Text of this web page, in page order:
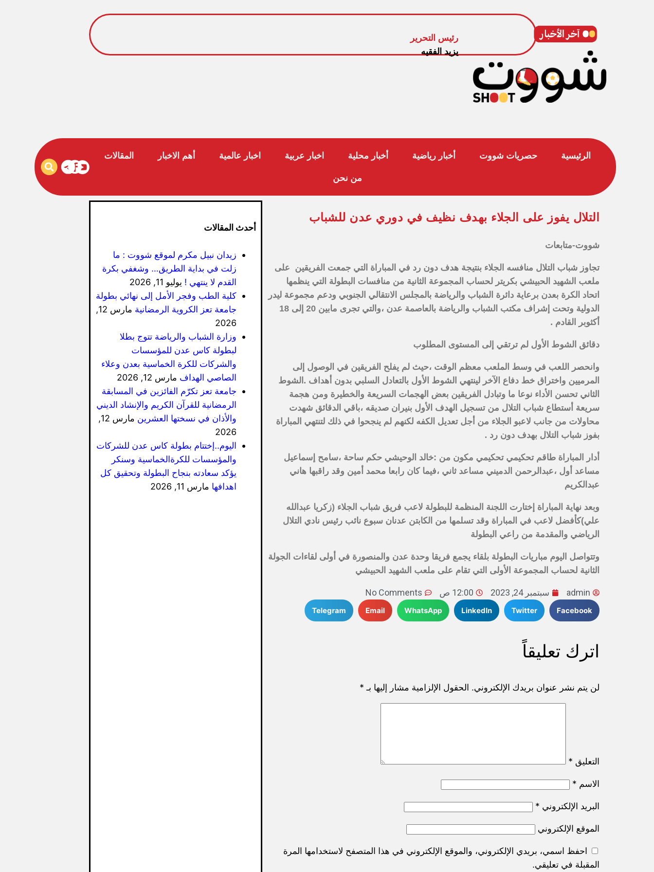
رئيس التحرير
يزيد الفقيه
الرئيسية حصريات شووت أخبار رياضية أخبار محلية اخبار عربية اخبار عالمية أهم الاخبار المقالات
من نحن
التلال يفوز على الجلاء بهدف نظيف في دوري عدن للشباب
شووت-متابعات
تجاوز شباب التلال منافسه الجلاء بنتيجة هدف دون رد في المباراة التي جمعت الفريقين على
ملعب الشهيد الحبيشي بكريتر لحساب المجموعة الثانية من منافسات البطولة التي ينظمها
اتحاد الكرة بعدن برعاية دائرة الشباب والرياضة بالمجلس الانتقالي الجنوبي ودعم مجموعة ليدر
الدولية وتحت إشراف مكتب الشباب والرياضة بالعاصمة عدن ،والتي تجرى مابين 20 إلى 18
أكثوبر القادم .
دقائق الشوط الأول لم ترتقي إلى المستوى المطلوب
وانحصر اللعب في وسط الملعب معظم الوقت ،حيث لم يفلح الفريقين في الوصول إلى
المرميين واختراق خط دفاع الآخر لينتهي الشوط الأول بالتعادل السلبي بدون أهداف .الشوط
الثاني تحسن الأداء نوعا ما وتبادل الفريقين بعض الهجمات السريعة والخطيرة ومن هجمة
سريعة أستطاع شباب التلال من تسجيل الهدف الأول بنيران صديقه ،باقي الدقائق شهدت
محاولات من جانب لاعبو الجلاء من أجل تعديل الكفه لكنهم لم ينجحوا في ذلك لتنتهي المباراة
بفوز شباب التلال بهدف دون رد .
أدار المباراة طاقم تحكيمي تحكيمي مكون من :خالد الوحيشي حكم ساحة ،سامح إسماعيل
مساعد أول ،عبدالرحمن الدميني مساعد ثاني ،فيما كان رابعا محمد أمين وقد راقبها هاني
عبدالكريم
وبعد نهاية المباراة إختارت اللجنة المنظمة للبطولة لاعب فريق شباب الجلاء (زكريا عبدالله
علي)كأفضل لاعب في المباراة وقد تسلمها من الكابتن عدنان سبوع نائب رئيس نادي التلال
الرياضي والمقدمة من راعي البطولة
وتتواصل اليوم مباريات البطولة بلقاء يجمع فريقا وحدة عدن والمنصورة في أولى لقاءات الجولة
الثانية لحساب المجموعة الأولى التي تقام على ملعب الشهيد الحبيشي
admin سبتمبر 24, 2023 12:00 ص No Comments
Facebook
Twitter
LinkedIn
WhatsApp
Email
Telegram
اترك تعليقاً
لن يتم نشر عنوان بريدك الإلكتروني. الحقول الإلزامية مشار إليها بـ *
التعليق *
الاسم *
البريد الإلكتروني *
الموقع الإلكتروني
احفظ اسمي، بريدي الإلكتروني، والموقع الإلكتروني في هذا المتصفح لاستخدامها المرة
المقبلة في تعليقي.
أحدث المقالات
زيدان نبيل مكرم لموقع شووت : ما
زلت في بداية الطريق… وشغفي بكرة
القدم لا ينتهي ! يوليو 11, 2026
كلية الطب وفجر الأمل إلى نهائي بطولة
جامعة تعز الكروية الرمضانية
مارس 12,
2026
وزارة الشباب والرياضة تتوج بطلا
لبطولة كاس عدن للمؤسسات
والشركات للكرة الخماسية بعدن وعلاء
الصاصي الهداف مارس 12, 2026
جامعة تعز تكرّم الفائزين في المسابقة
الرمضانية للقرآن الكريم والإنشاد الديني
والأذان في نسختها العشرين
مارس 12,
2026
اليوم..إختتام بطولة كاس عدن للشركات
والمؤسسات للكرةالخماسية وسنكر
يؤكد سعادته بنجاح البطولة وتحقيق كل
اهدافها مارس 11, 2026